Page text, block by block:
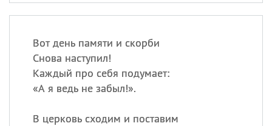
Вот день памяти и скорби
Снова наступил!
Каждый про себя подумает:
«А я ведь не забыл!».
В церковь сходим и поставим